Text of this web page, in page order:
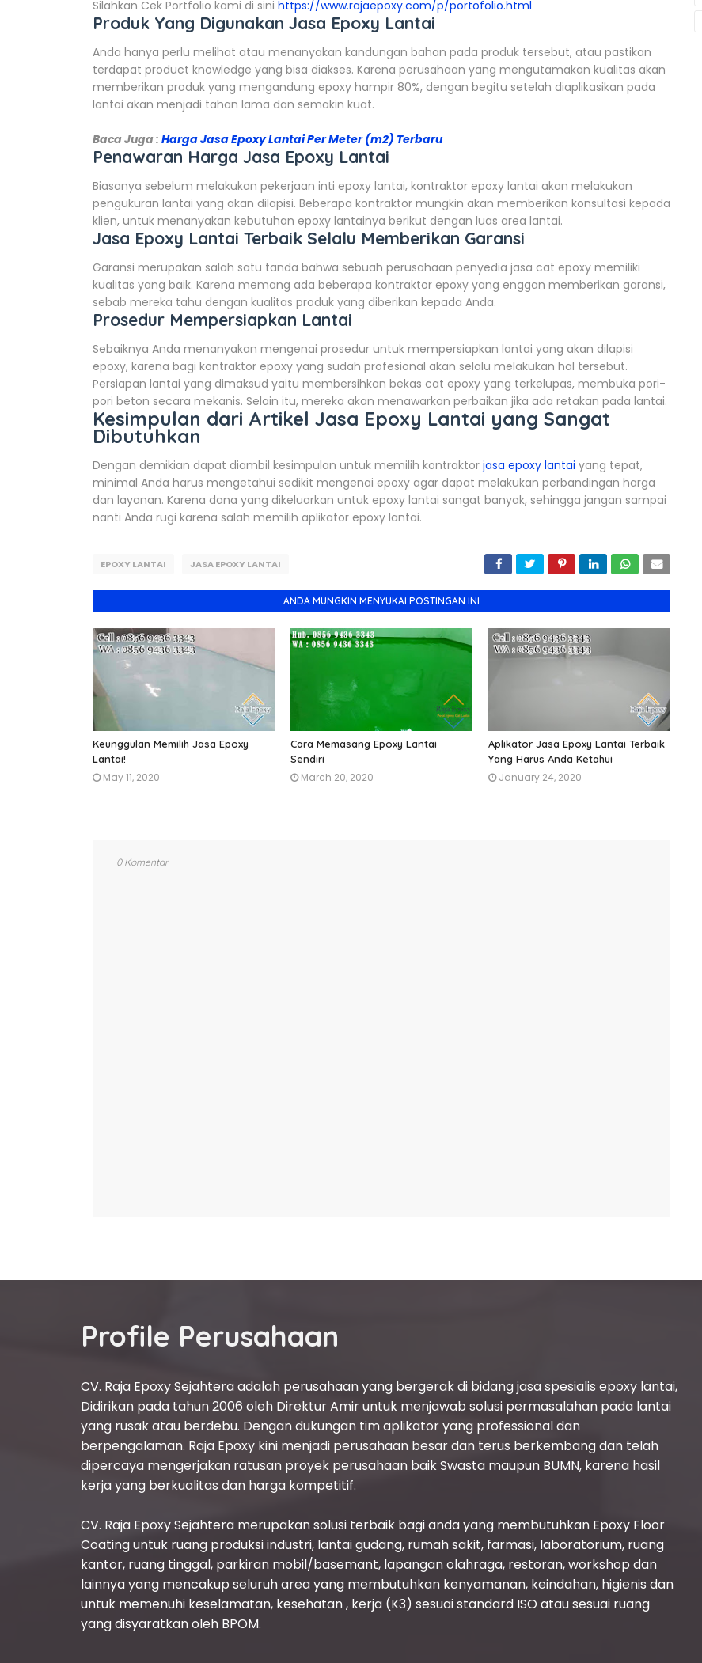
Silahkan Cek Portfolio kami di sini https://www.rajaepoxy.com/p/portofolio.html
Produk Yang Digunakan Jasa Epoxy Lantai
Anda hanya perlu melihat atau menanyakan kandungan bahan pada produk tersebut, atau pastikan
terdapat product knowledge yang bisa diakses. Karena perusahaan yang mengutamakan kualitas akan
memberikan produk yang mengandung epoxy hampir 80%, dengan begitu setelah diaplikasikan pada
lantai akan menjadi tahan lama dan semakin kuat.
Baca Juga : Harga Jasa Epoxy Lantai Per Meter (m2) Terbaru
Penawaran Harga Jasa Epoxy Lantai
Biasanya sebelum melakukan pekerjaan inti epoxy lantai, kontraktor epoxy lantai akan melakukan
pengukuran lantai yang akan dilapisi. Beberapa kontraktor mungkin akan memberikan konsultasi kepada
klien, untuk menanyakan kebutuhan epoxy lantainya berikut dengan luas area lantai.
Jasa Epoxy Lantai Terbaik Selalu Memberikan Garansi
Garansi merupakan salah satu tanda bahwa sebuah perusahaan penyedia jasa cat epoxy memiliki
kualitas yang baik. Karena memang ada beberapa kontraktor epoxy yang enggan memberikan garansi,
sebab mereka tahu dengan kualitas produk yang diberikan kepada Anda.
Prosedur Mempersiapkan Lantai
Sebaiknya Anda menanyakan mengenai prosedur untuk mempersiapkan lantai yang akan dilapisi
epoxy, karena bagi kontraktor epoxy yang sudah profesional akan selalu melakukan hal tersebut.
Persiapan lantai yang dimaksud yaitu membersihkan bekas cat epoxy yang terkelupas, membuka pori-
pori beton secara mekanis. Selain itu, mereka akan menawarkan perbaikan jika ada retakan pada lantai.
Kesimpulan dari Artikel Jasa Epoxy Lantai yang Sangat
Dibutuhkan
Dengan demikian dapat diambil kesimpulan untuk memilih kontraktor jasa epoxy lantai yang tepat,
minimal Anda harus mengetahui sedikit mengenai epoxy agar dapat melakukan perbandingan harga
dan layanan. Karena dana yang dikeluarkan untuk epoxy lantai sangat banyak, sehingga jangan sampai
nanti Anda rugi karena salah memilih aplikator epoxy lantai.
EPOXY LANTAI JASA EPOXY LANTAI
ANDA MUNGKIN MENYUKAI POSTINGAN INI
Keunggulan Memilih Jasa Epoxy
Lantai!
May 11, 2020
Cara Memasang Epoxy Lantai
Sendiri
March 20, 2020
Aplikator Jasa Epoxy Lantai Terbaik
Yang Harus Anda Ketahui
January 24, 2020
0 Komentar
Profile Perusahaan
CV. Raja Epoxy Sejahtera adalah perusahaan yang bergerak di bidang jasa spesialis epoxy lantai,
Didirikan pada tahun 2006 oleh Direktur Amir untuk menjawab solusi permasalahan pada lantai
yang rusak atau berdebu. Dengan dukungan tim aplikator yang professional dan
berpengalaman. Raja Epoxy kini menjadi perusahaan besar dan terus berkembang dan telah
dipercaya mengerjakan ratusan proyek perusahaan baik Swasta maupun BUMN, karena hasil
kerja yang berkualitas dan harga kompetitif.
CV. Raja Epoxy Sejahtera merupakan solusi terbaik bagi anda yang membutuhkan Epoxy Floor
Coating untuk ruang produksi industri, lantai gudang, rumah sakit, farmasi, laboratorium, ruang
kantor, ruang tinggal, parkiran mobil/basemant, lapangan olahraga, restoran, workshop dan
lainnya yang mencakup seluruh area yang membutuhkan kenyamanan, keindahan, higienis dan
untuk memenuhi keselamatan, kesehatan , kerja (K3) sesuai standard ISO atau sesuai ruang
yang disyaratkan oleh BPOM.